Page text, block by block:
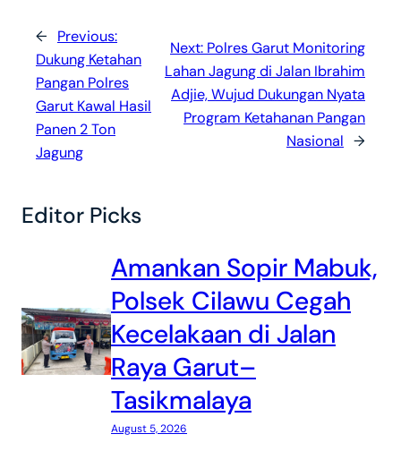
←
Previous:
Dukung Ketahan
Pangan Polres
Garut Kawal Hasil
Panen 2 Ton
Jagung
Next: Polres Garut Monitoring
Lahan Jagung di Jalan Ibrahim
Adjie, Wujud Dukungan Nyata
Program Ketahanan Pangan
Nasional →
Editor Picks
Amankan Sopir Mabuk,
Polsek Cilawu Cegah
Kecelakaan di Jalan
Raya Garut–
Tasikmalaya
August 5, 2026